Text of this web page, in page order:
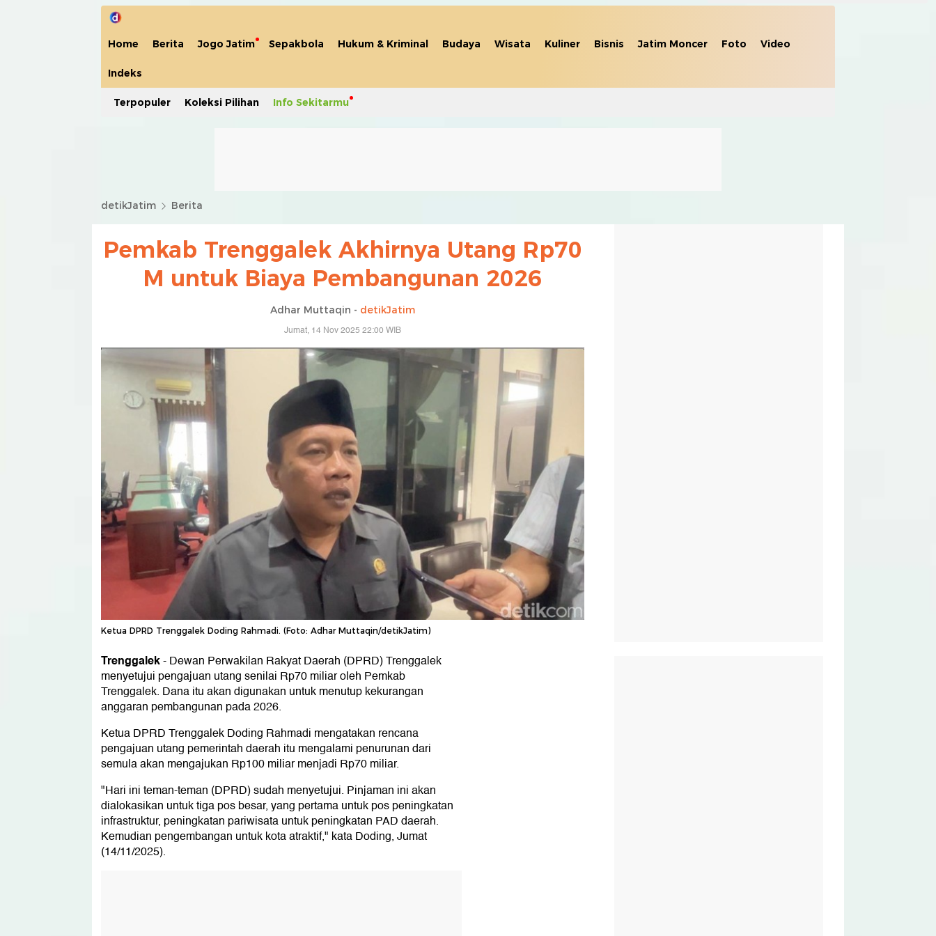
Home Berita Jogo Jatim Sepakbola Hukum & Kriminal Budaya Wisata Kuliner Bisnis Jatim Moncer Foto Video
Indeks
Terpopuler Koleksi Pilihan Info Sekitarmu
detikJatim Berita
Pemkab Trenggalek Akhirnya Utang Rp70
M untuk Biaya Pembangunan 2026
Adhar Muttaqin - detikJatim
Jumat, 14 Nov 2025 22:00 WIB
Ketua DPRD Trenggalek Doding Rahmadi. (Foto: Adhar Muttaqin/detikJatim)
Trenggalek-Dewan Perwakilan Rakyat Daerah (DPRD) Trenggalek
menyetujui pengajuan utang senilai Rp70 miliar oleh Pemkab
Trenggalek. Dana itu akan digunakan untuk menutup kekurangan
anggaran pembangunan pada 2026.
Ketua DPRD Trenggalek Doding Rahmadi mengatakan rencana
pengajuan utang pemerintah daerah itu mengalami penurunan dari
semula akan mengajukan Rp100 miliar menjadi Rp70 miliar.
"Hari ini teman-teman (DPRD) sudah menyetujui. Pinjaman ini akan
dialokasikan untuk tiga pos besar, yang pertama untuk pos peningkatan
infrastruktur, peningkatan pariwisata untuk peningkatan PAD daerah.
Kemudian pengembangan untuk kota atraktif," kata Doding, Jumat
(14/11/2025).